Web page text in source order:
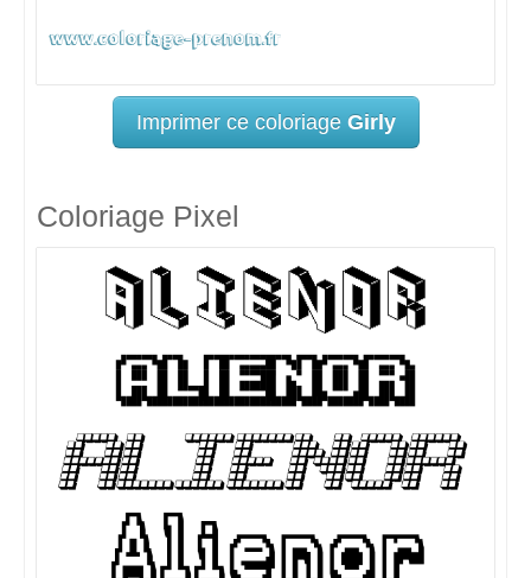
Imprimer ce coloriage Girly
Coloriage Pixel